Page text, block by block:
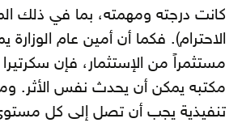
كانت درجته ومهمته، بما في ذلك
الاحترام). فكما أن أمين عام الوزارة
مستثمراً من الإستثمار، فإن
مكتبه يمكن أن يحدث نفس الأثر.
تنفيذية يجب أن تصل إلى كل